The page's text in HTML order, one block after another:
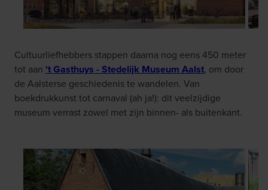
Cultuurliefhebbers stappen daarna nog eens 450 meter
tot aan ‘t Gasthuys - Stedelijk Museum Aalst, om door
de Aalsterse geschiedenis te wandelen. Van
boekdrukkunst tot carnaval (ah ja!): dit veelzijdige
museum verrast zowel met zijn binnen- als buitenkant.